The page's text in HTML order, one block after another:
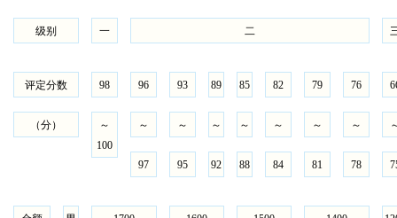
级别 一 二
评定分数
（分）
98
～
100
96
～
97
93
～
95
89
～
92
85
～
88
82
～
84
79
～
81
76
～
78